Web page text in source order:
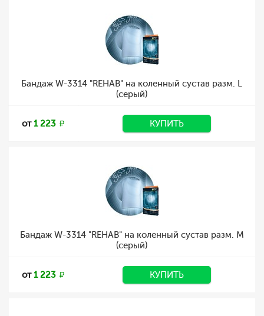
Бандаж W-3314 "REHAB" на коленный сустав разм. L
(серый)
от1 223 КУПИТЬ
Бандаж W-3314 "REHAB" на коленный сустав разм. M
(серый)
от1 223 КУПИТЬ